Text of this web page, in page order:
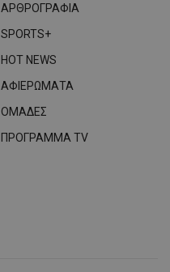
ΑΡΘΡΟΓΡΑΦΙΑ
SPORTS+
HOT NEWS
ΑΦΙΕΡΩΜΑΤΑ
ΟΜΑΔΕΣ
ΠΡΟΓΡΑΜΜΑ TV